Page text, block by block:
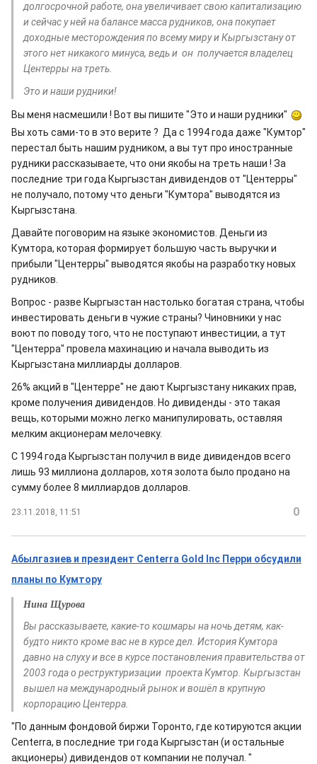
долгосрочной работе, она увеличивает свою капитализацию
и сейчас у ней на балансе масса рудников, она покупает
доходные месторождения по всему миру и Кыргызстану от
этого нет никакого минуса, ведь и он получается владелец
Центерры на треть.
Это и наши рудники!
Вы меня насмешили ! Вот вы пишите "Это и наши рудники"
Вы хоть сами-то в это верите ? Да с 1994 года даже "Кумтор"
перестал быть нашим рудником, а вы тут про иностранные
рудники рассказываете, что они якобы на треть наши ! За
последние три года Кыргызстан дивидендов от "Центерры"
не получало, потому что деньги "Кумтора" выводятся из
Кыргызстана.
Давайте поговорим на языке экономистов. Деньги из
Кумтора, которая формирует большую часть выручки и
прибыли "Центерры" выводятся якобы на разработку новых
рудников.
Вопрос - разве Кыргызстан настолько богатая страна, чтобы
инвестировать деньги в чужие страны? Чиновники у нас
воют по поводу того, что не поступают инвестиции, а тут
"Центерра" провела махинацию и начала выводить из
Кыргызстана миллиарды долларов.
26% акций в "Центерре" не дают Кыргызстану никаких прав,
кроме получения дивидендов. Но дивиденды - это такая
вещь, которыми можно легко манипулировать, оставляя
мелким акционерам мелочевку.
С 1994 года Кыргызстан получил в виде дивидендов всего
лишь 93 миллиона долларов, хотя золота было продано на
сумму более 8 миллиардов долларов.
23.11.2018, 11:51 0
Абылгазиев и президент Centerra Gold Inc Перри обсудили
планы по Кумтору
Нина Щурова
Вы рассказываете, какие-то кошмары на ночь детям, как-
будто никто кроме вас не в курсе дел. История Кумтора
давно на слуху и все в курсе постановления правительства от
2003 года о реструктуризации проекта Кумтор. Кыргызстан
вышел на международный рынок и вошёл в крупную
корпорацию Центерра.
"По данным фондовой биржи Торонто, где котируются акции
Centerra, в последние три года Кыргызстан (и остальные
акционеры) дивидендов от компании не получал. "